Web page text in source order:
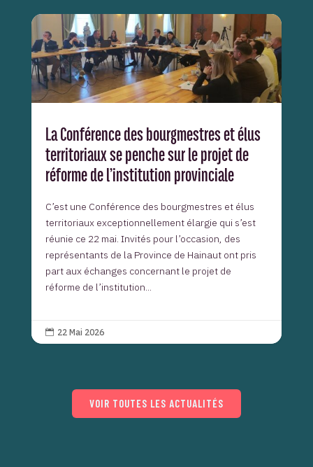
La Conférence des bourgmestres et élus
territoriaux se penche sur le projet de
réforme de l’institution provinciale
C’est une Conférence des bourgmestres et élus
territoriaux exceptionnellement élargie qui s’est
réunie ce 22 mai. Invités pour l’occasion, des
représentants de la Province de Hainaut ont pris
part aux échanges concernant le projet de
réforme de l’institution...
 22 Mai 2026
VOIR TOUTES LES ACTUALITÉS